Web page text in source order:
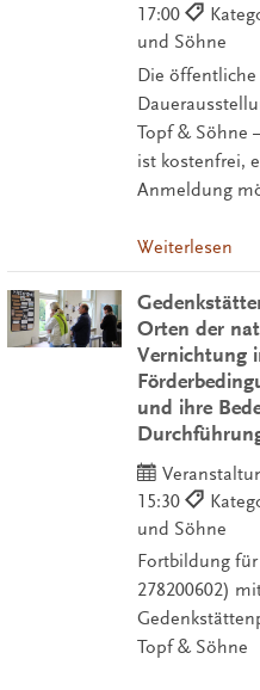
17:00
und Söhne
Die
Topf & Söhne
ist kostenfrei,
Anmeldung
Weiterlesen
Orten der
Vernichtung
und ihre
15:30
und Söhne
Fortbildung
278200602)
Topf & Söhne